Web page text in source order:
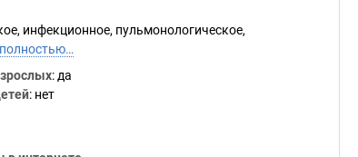
инфекционное, пульмонологическое,
: да
: нет